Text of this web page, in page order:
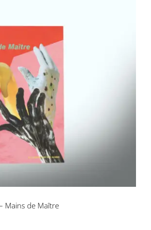
n°31 – Mains de Maître
Mains de Maître